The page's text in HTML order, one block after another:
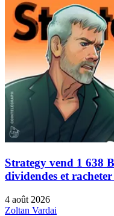
Strategy vend 1 638
dividendes et
4 août 2026
Zoltan Vardai